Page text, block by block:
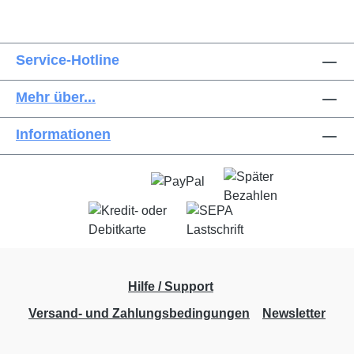
Service-Hotline
Mehr über...
Informationen
Hilfe / Support
Versand- und Zahlungsbedingungen
Newsletter